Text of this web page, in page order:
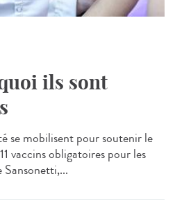
ils sont
se mobilisent pour soutenir le
vaccins obligatoires pour les